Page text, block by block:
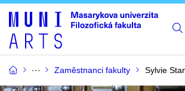
Zaměstnanci fakulty Sylvie